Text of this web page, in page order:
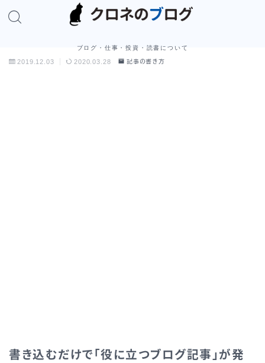
ブログ・仕事・投資・読書について
2019.12.03 2020.03.28 記事の書き方
書き込むだけで「役に立つブログ記事」が発